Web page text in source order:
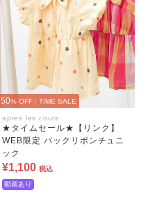
50% OFF | TIME SALE
apres les cours
★タイムセール★【リンク】
WEB限定 バックリボンチュニ
ック
¥1,100 税込
動画あり